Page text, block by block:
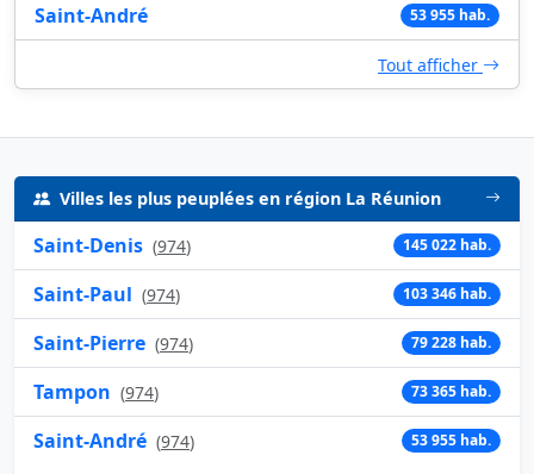
Saint-André 53 955 hab.
Tout afficher
Villes les plus peuplées en région La Réunion
Saint-Denis (974) 145 022 hab.
Saint-Paul (974) 103 346 hab.
Saint-Pierre (974) 79 228 hab.
Tampon (974) 73 365 hab.
Saint-André (974) 53 955 hab.